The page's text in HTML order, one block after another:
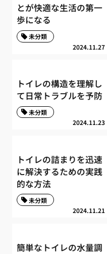
とが快適な生活の第一
歩になる
2024.11.27
未分類
トイレの構造を理解し
て日常トラブルを予防
2024.11.23
未分類
トイレの詰まりを迅速
に解決するための実践
的な方法
2024.11.21
未分類
簡単なトイレの水量調